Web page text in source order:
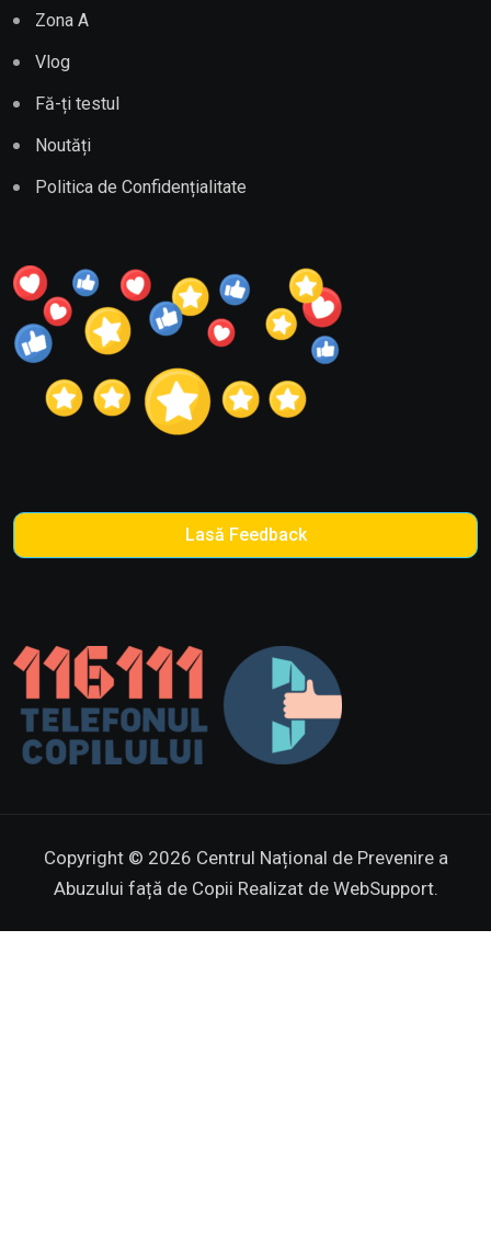
Zona A
Vlog
Fă-ți testul
Noutăți
Politica de Confidențialitate
Lasă Feedback
Copyright © 2026 Centrul Național de Prevenire a
Abuzului față de Copii Realizat de WebSupport.